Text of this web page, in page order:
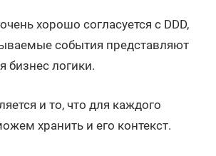
хорошо согласуется с DDD,
события представляют
бизнес логики.
и то, что для каждого
хранить и его контекст.